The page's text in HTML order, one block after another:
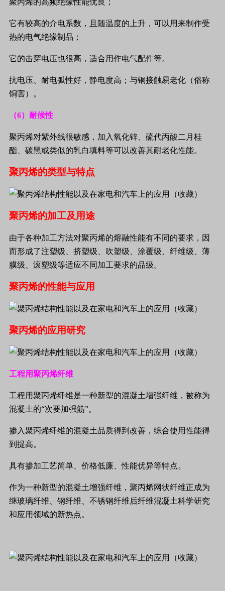
聚丙烯的高频绝缘性能优良；
它有较高的介电系数，且随温度的上升，可以用来制作受
热的电气绝缘制品；
它的击穿电压也很高，适合用作电气配件等。
抗电压、耐电弧性好，静电度高；与铜接触易老化（俗称
铜害）。
（6）耐候性
聚丙烯对紫外线很敏感，加入氧化锌、硫代丙酸二月桂
酯、碳黑或类似的乳白填料等可以改善其耐老化性能。
聚丙烯的类型与特点
聚丙烯的加工及用途
由于各种加工方法对聚丙烯的熔融性能有不同的要求，因
而形成了注塑级、挤塑级、吹塑级、涂覆级、纤维级、薄
膜级、滚塑级等适应不同加工要求的品级。
聚丙烯的性能与应用
聚丙烯的应用研究
工程用聚丙烯纤维
工程用聚丙烯纤维是一种新型的混凝土增强纤维，被称为
混凝土的“次要加强筋”。
掺入聚丙烯纤维的混凝土品质得到改善，综合使用性能得
到提高。
具有掺加工艺简单、价格低廉、性能优异等特点。
作为一种新型的混凝土增强纤维，聚丙烯网状纤维正成为
继玻璃纤维、钢纤维、不锈钢纤维后纤维混凝土科学研究
和应用领域的新热点。